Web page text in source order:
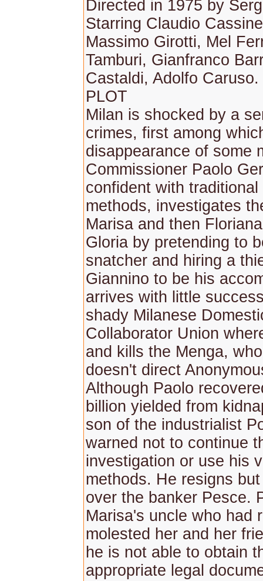
Directed in 1975 by
Starring Claudio
Massimo Girotti, Mel
Tamburi, Gianfranco
Castaldi, Adolfo Caruso.
PLOT
Milan is shocked by a
crimes, first among
disappearance of some
Commissioner Paolo
confident with traditional
methods, investigates
Marisa and then
Gloria by pretending to
snatcher and hiring a
Giannino to be his
arrives with little
shady Milanese
Collaborator Union
and kills the Menga,
doesn't direct
Although Paolo
billion yielded from
son of the industrialist
warned not to continue
investigation or use his
methods. He resigns
over the banker Pesce.
Marisa's uncle who had
molested her and her
he is not able to obtain
appropriate legal